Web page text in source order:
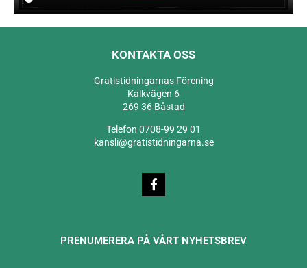
KONTAKTA OSS
Gratistidningarnas Förening
Kalkvägen 6
269 36 Båstad
Telefon 0708-99 29 01
kansli@gratistidningarna.se
PRENUMERERA PÅ VÅRT NYHETSBREV